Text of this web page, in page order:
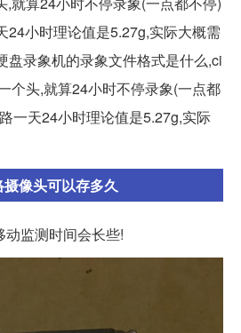
24小时理论值是5.27g,实际大概需
盘录象机的录象文件格式是什么,ci
个头,就算24小时不停录象(一点都
一天24小时理论值是5.27g,实际
像头可以存多久
监测时间会长些!